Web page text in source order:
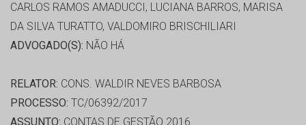
CARLOS RAMOS AMADUCCI, LUCIANA BARROS, MARISA
DA SILVA TURATTO, VALDOMIRO BRISCHILIARI
ADVOGADO(S): NÃO HÁ
RELATOR: CONS. WALDIR NEVES BARBOSA
PROCESSO: TC/06392/2017
ASSUNTO: CONTAS DE GESTÃO 2016